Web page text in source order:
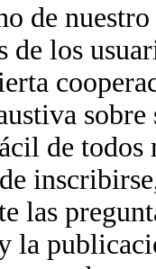
de
de los
sobre
de todos
las
la